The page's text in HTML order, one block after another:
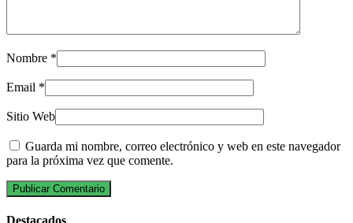
Nombre *
Email *
Sitio Web
Guarda mi nombre, correo electrónico y web en este navegador
para la próxima vez que comente.
Destacados